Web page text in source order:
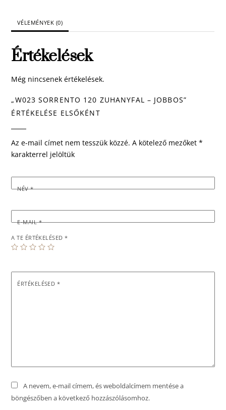
VÉLEMÉNYEK (0)
Értékelések
Még nincsenek értékelések.
„W023 SORRENTO 120 ZUHANYFAL – JOBBOS”
ÉRTÉKELÉSE ELSŐKÉNT
Az e-mail címet nem tesszük közzé. A kötelező mezőket*
karakterrel jelöltük
NÉV*
E-MAIL*
A TE ÉRTÉKELÉSED*
ÉRTÉKELÉSED *
A nevem, e-mail címem, és weboldalcímem mentése a
böngészőben a következő hozzászólásomhoz.